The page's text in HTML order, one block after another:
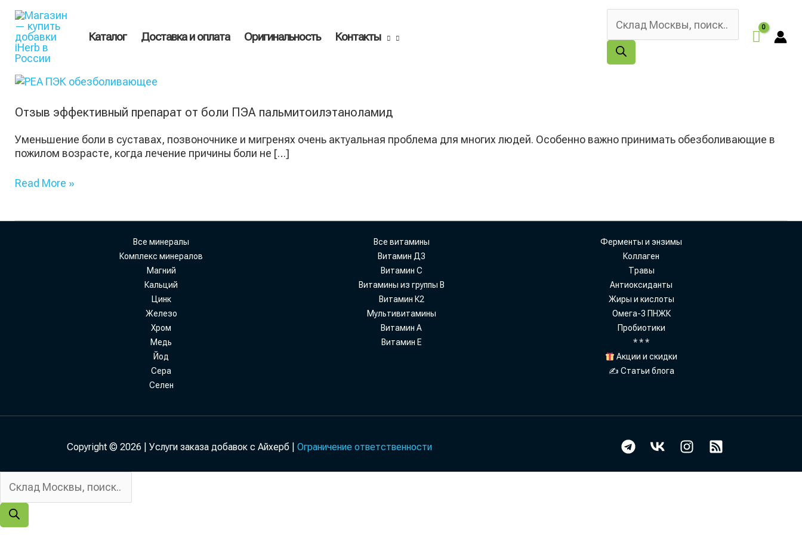
содержимому
Каталог Доставка и оплата Оригинальность Контакты
Поиск
товаров
Отзыв эффективный препарат от боли ПЭА пальмитоилэтаноламид
Уменьшение боли в суставах, позвоночнике и мигренях очень актуальная проблема для многих людей. Особенно важно принимать обезболивающие в
пожилом возрасте, когда лечение причины боли не […]
Отзыв
препарат
боли
ПЭА
пальмитоилэтаноламид
Read More »
Все минералы
Комплекс минералов
Магний
Кальций
Цинк
Железо
Хром
Медь
Йод
Сера
Селен
Все витамины
Витамин Д3
Витамин С
Витамины из группы В
Витамин К2
Мультивитамины
Витамин А
Витамин Е
Ферменты и энзимы
Коллаген
Травы
Антиоксиданты
Жиры и кислоты
Омега-3 ПНЖК
Пробиотики
* * *
Акции и скидки
✍ Статьи блога
Copyright © 2026 | Услуги заказа добавок с Айхерб | Ограничение ответственности
товаров